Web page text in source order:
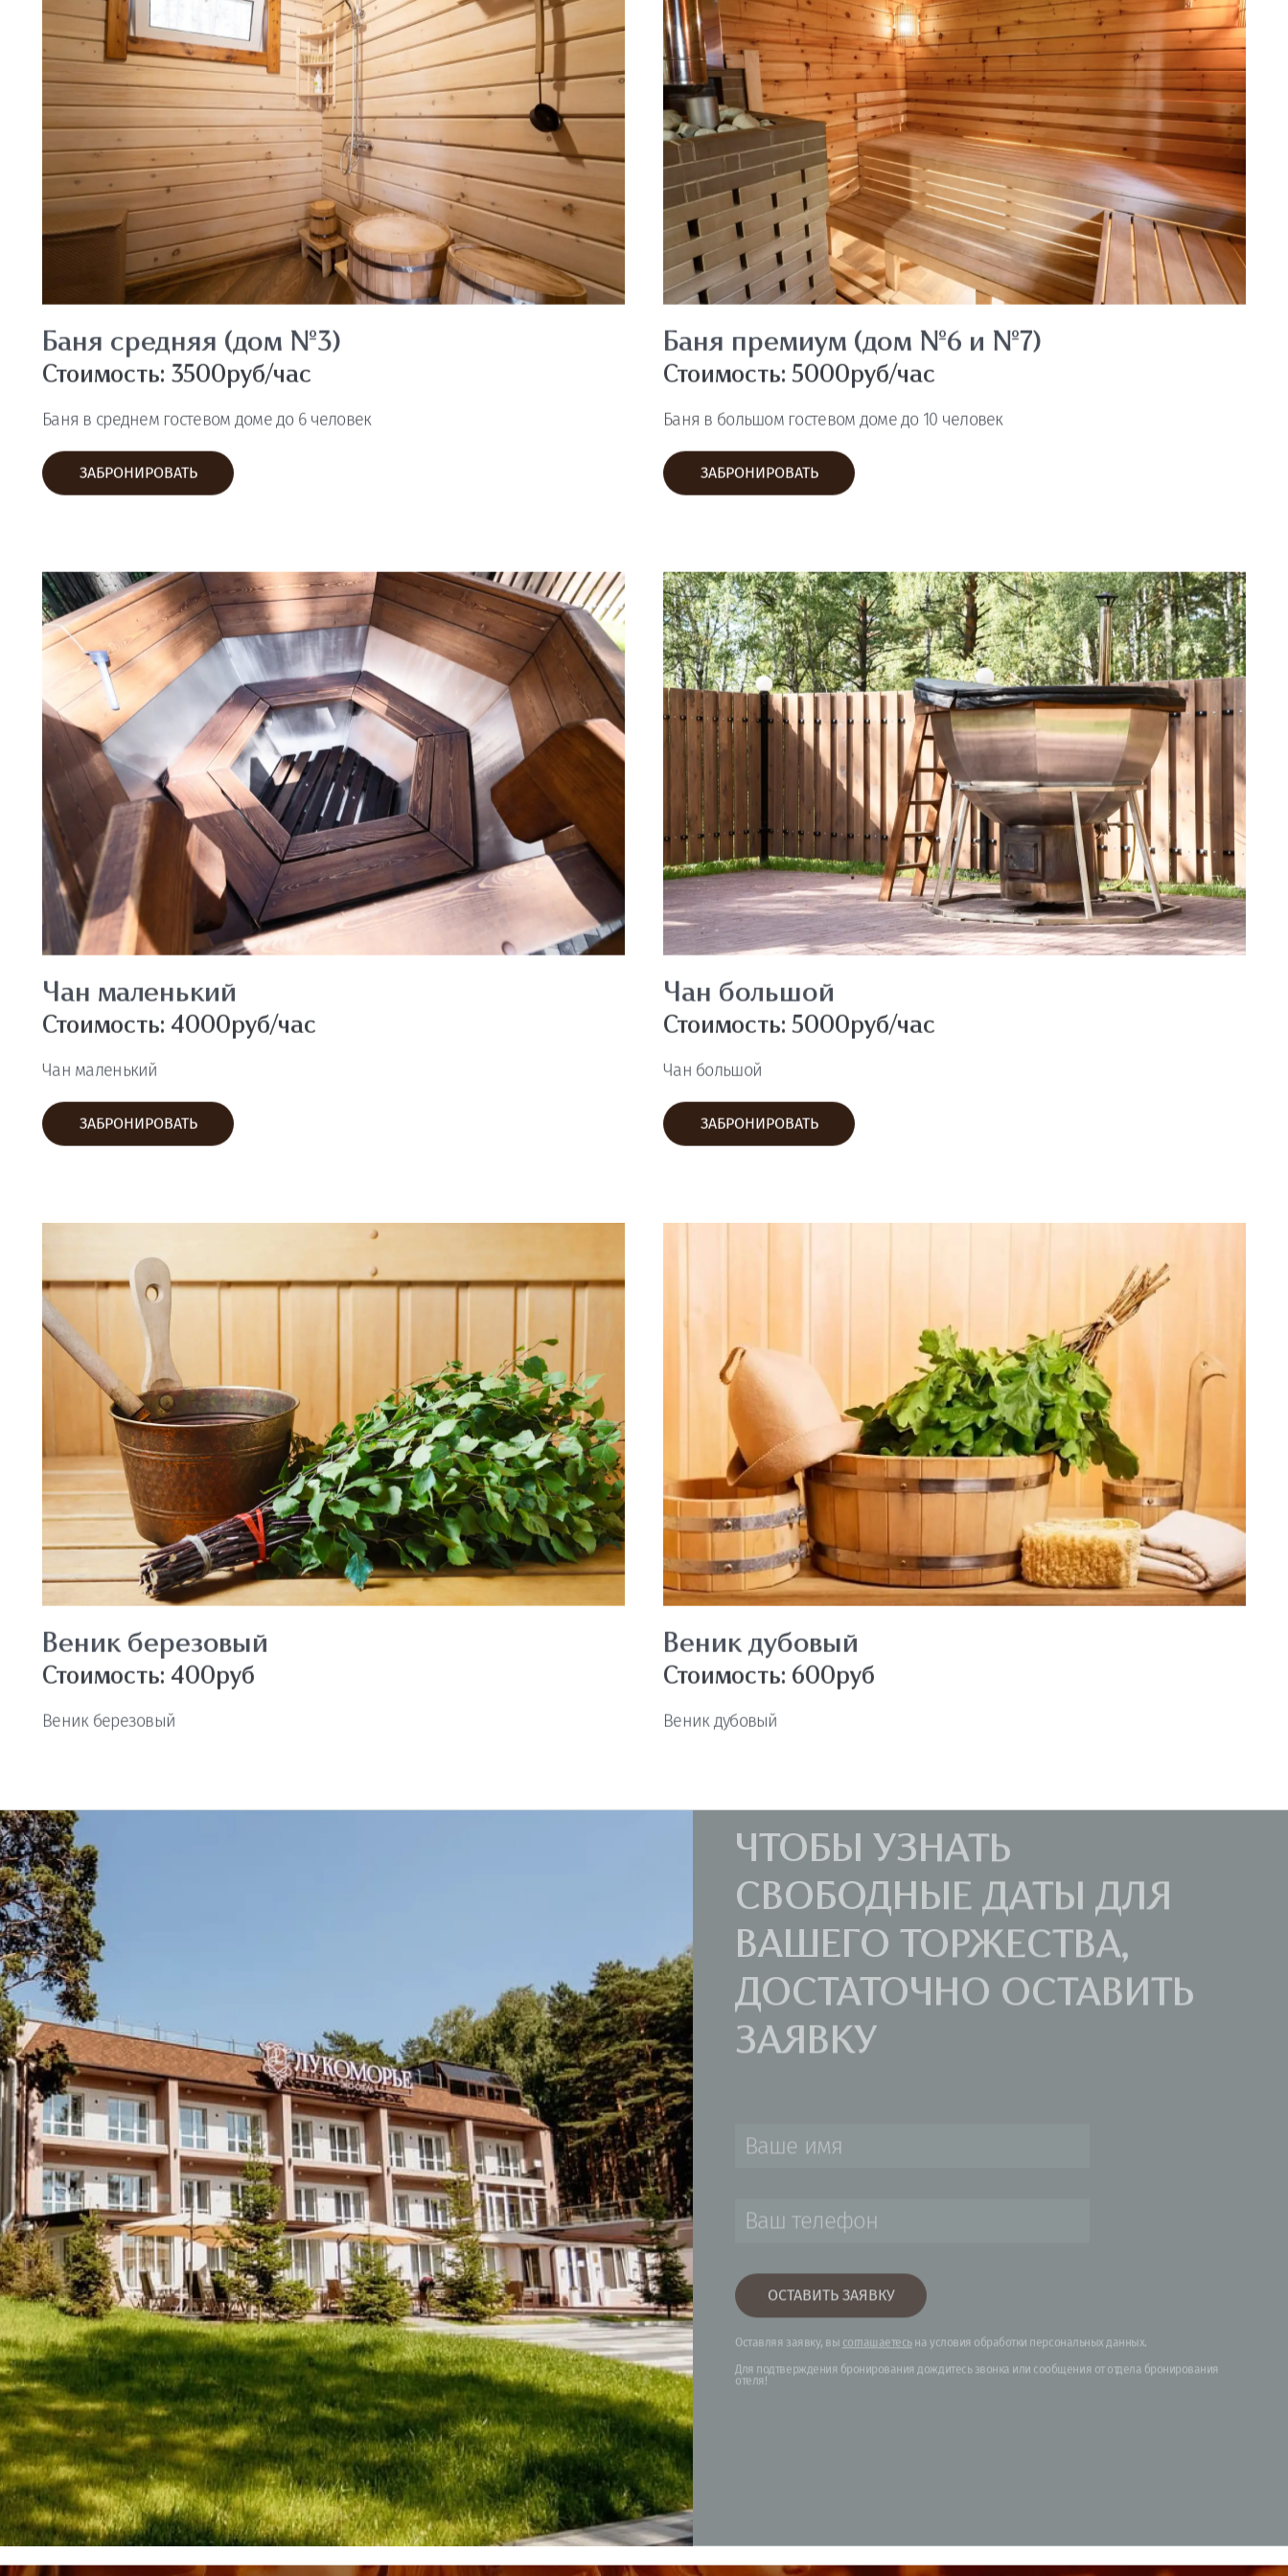
Баня большая (дом №1)
Стоимость: 4500руб/час
Баня в большом гостевом доме до 8 человек
ЗАБРОНИРОВАТЬ
Баня маленькая (Дом №2)
Стоимость: 2500руб/час
Баня в маленьком гостевом доме до 4 человек
ЗАБРОНИРОВАТЬ
Баня средняя (дом №3)
Стоимость: 3500руб/час
Баня в среднем гостевом доме до 6 человек
ЗАБРОНИРОВАТЬ
Баня премиум (дом №6 и №7)
Стоимость: 5000руб/час
Баня в большом гостевом доме до 10 человек
ЗАБРОНИРОВАТЬ
Чан маленький
Стоимость: 4000руб/час
Чан маленький
ЗАБРОНИРОВАТЬ
Чан большой
Стоимость: 5000руб/час
Чан большой
ЗАБРОНИРОВАТЬ
Веник березовый
Стоимость: 400руб
Веник березовый
Веник дубовый
Стоимость: 600руб
Веник дубовый
ЧТОБЫ УЗНАТЬ
СВОБОДНЫЕ ДАТЫ ДЛЯ
ЗАЯВКУ